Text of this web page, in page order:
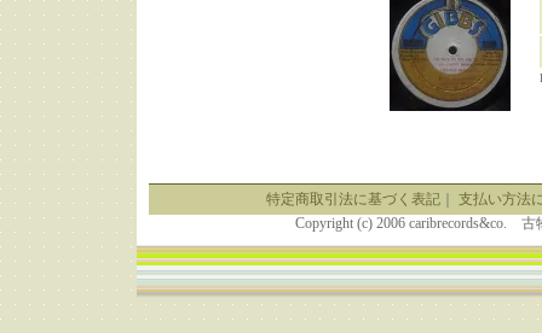
特定商取引法に基づく表記｜ 支払い方法
Copyright (c) 2006 caribrecords&co.